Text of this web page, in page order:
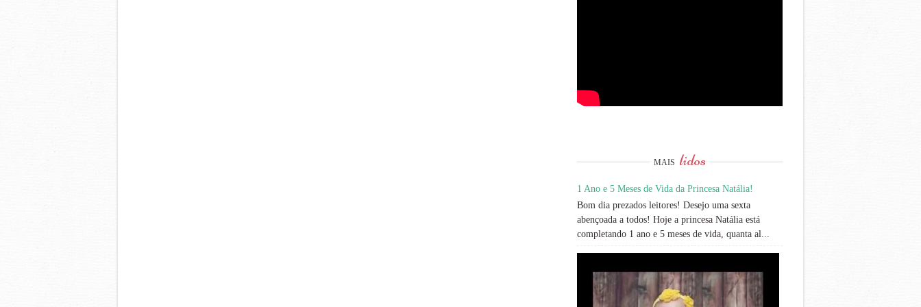
MAIS lidos
1 Ano e 5 Meses de Vida da Princesa Natália!
Bom dia prezados leitores! Desejo uma sexta
abençoada a todos! Hoje a princesa Natália está
completando 1 ano e 5 meses de vida, quanta al...